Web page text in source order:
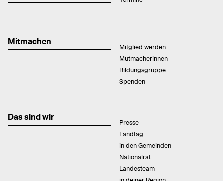
Mitmachen
Mitglied werden
Mutmacherinnen
Bildungsgruppe
Spenden
Das sind wir
Presse
Landtag
in den Gemeinden
Nationalrat
Landesteam
in deiner Region